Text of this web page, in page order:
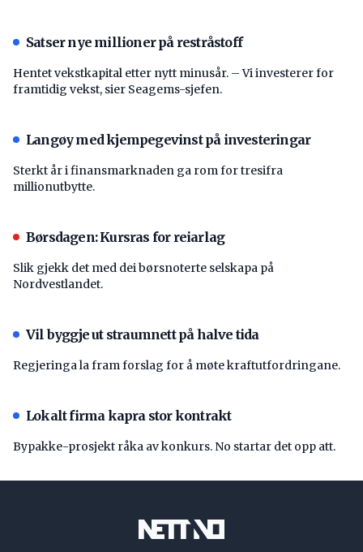
Satser nye millioner på restråstoff
Hentet vekstkapital etter nytt minusår. – Vi investerer for
framtidig vekst, sier Seagems-sjefen.
Langøy med kjempegevinst på investeringar
Sterkt år i finansmarknaden ga rom for tresifra
millionutbytte.
Børsdagen: Kursras for reiarlag
Slik gjekk det med dei børsnoterte selskapa på
Nordvestlandet.
Vil byggje ut straumnett på halve tida
Regjeringa la fram forslag for å møte kraftutfordringane.
Lokalt firma kapra stor kontrakt
Bypakke-prosjekt råka av konkurs. No startar det opp att.